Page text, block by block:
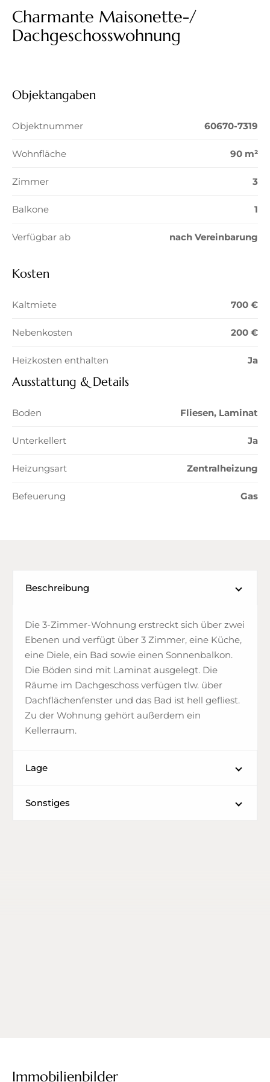
Charmante Maisonette-/
Dachgeschosswohnung
Objektangaben
Objektnummer 60670-7319
Wohnfläche 90 m²
Zimmer 3
Balkone 1
Verfügbar ab nach Vereinbarung
Kosten
Kaltmiete 700 €
Nebenkosten 200 €
Heizkosten enthalten Ja
Ausstattung & Details
Boden Fliesen, Laminat
Unterkellert Ja
Heizungsart Zentralheizung
Befeuerung Gas
Beschreibung
Die 3-Zimmer-Wohnung erstreckt sich über zwei
Ebenen und verfügt über 3 Zimmer, eine Küche,
eine Diele, ein Bad sowie einen Sonnenbalkon.
Die Böden sind mit Laminat ausgelegt. Die
Räume im Dachgeschoss verfügen tlw. über
Dachflächenfenster und das Bad ist hell gefliest.
Zu der Wohnung gehört außerdem ein
Kellerraum.
Lage
Sonstiges
Immobilienbilder